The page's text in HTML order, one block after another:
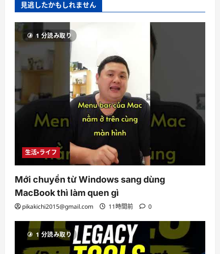
見逃したかもしれません
1 分読み取り
生活・ライフ
Mới chuyển từ Windows sang dùng
MacBook thì làm quen gì
pikakichi2015@gmail.com 11時間前 0
1 分読み取り